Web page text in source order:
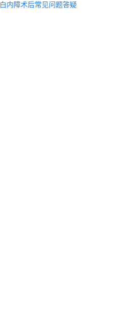
白内障术后常见问题答疑